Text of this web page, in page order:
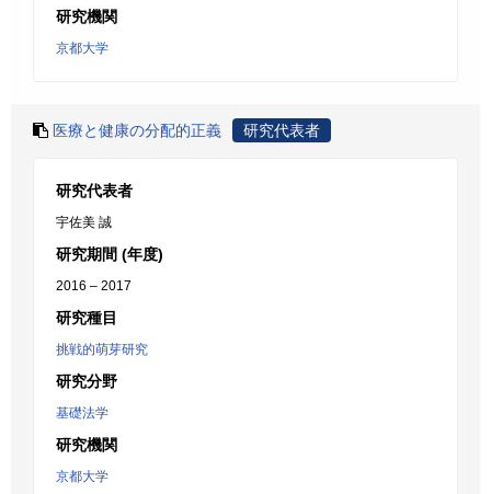
研究機関
京都大学
医療と健康の分配的正義 研究代表者
研究代表者
宇佐美 誠
研究期間 (年度)
2016 – 2017
研究種目
挑戦的萌芽研究
研究分野
基礎法学
研究機関
京都大学